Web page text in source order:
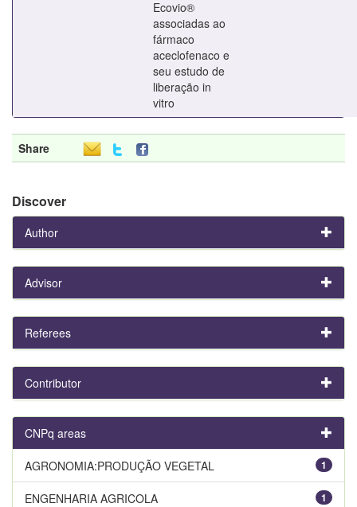
Ecovio®
associadas ao
fármaco
aceclofenaco e
seu estudo de
liberação in
vitro
Share
Discover
Author
Advisor
Referees
Contributor
CNPq areas
1
AGRONOMIA:PRODUÇÃO VEGETAL
1
ENGENHARIA AGRICOLA